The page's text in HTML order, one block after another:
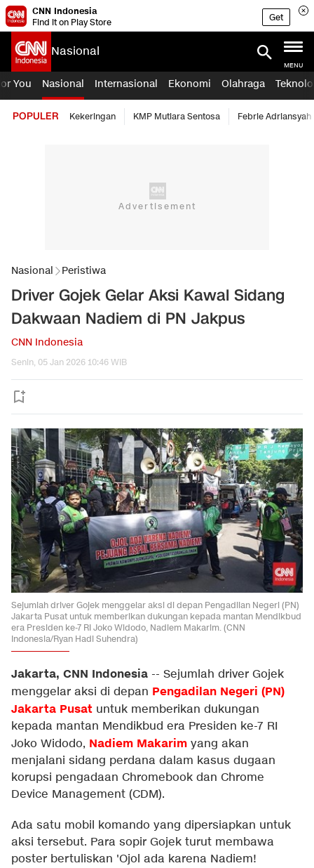
CNN Indonesia
Find it on Play Store
Get
Nasional
MENU
You Nasional Internasional Ekonomi Olahraga
POPULER Kekeringan KMP Mutiara Sentosa Febrie Adriansyah
Nasional Peristiwa
Driver Gojek Gelar Aksi Kawal Sidang
Dakwaan Nadiem di PN Jakpus
CNN Indonesia
Senin, 05 Jan 2026 10:46 WIB
Sejumlah driver Gojek menggelar aksi di depan Pengadilan Negeri (PN)
Jakarta Pusat untuk memberikan dukungan kepada mantan Mendikbud
era Presiden ke-7 RI Joko Widodo, Nadiem Makarim. (CNN
Indonesia/Ryan Hadi Suhendra)
Jakarta, CNN Indonesia -- Sejumlah driver Gojek
menggelar aksi di depan Pengadilan Negeri (PN)
Jakarta Pusat untuk memberikan dukungan
kepada mantan Mendikbud era Presiden ke-7 RI
Joko Widodo, Nadiem Makarim yang akan
menjalani sidang perdana dalam kasus dugaan
korupsi pengadaan Chromebook dan Chrome
Device Management (CDM).
Ada satu mobil komando yang dipersiapkan untuk
aksi tersebut. Para sopir Gojek turut membawa
poster bertuliskan 'Ojol ada karena Nadiem!